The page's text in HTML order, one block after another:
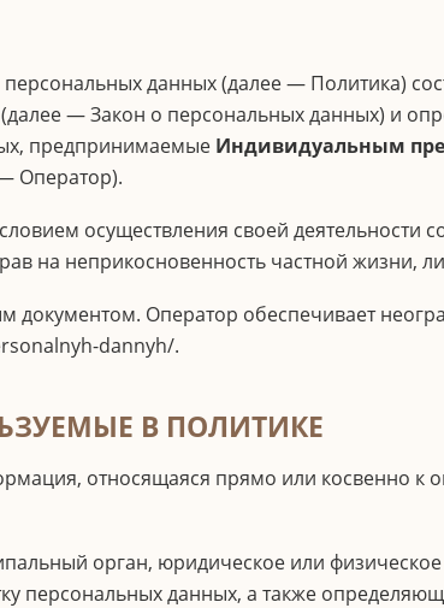
данных (далее — Политика)
— Закон о персональных данных) и
предпринимаемые Индивидуальным
Оператор).
осуществления своей
на неприкосновенность частной жизни,
документом. Оператор обеспечивает
dannyh/.
В ПОЛИТИКЕ
относящаяся прямо или косвенно к
орган, юридическое или
персональных данных, а также